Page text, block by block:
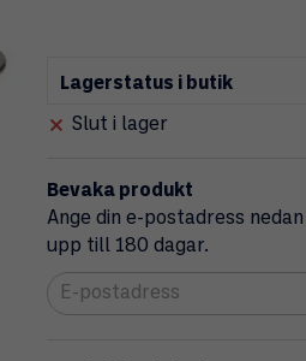
Lagerstatus i butik
Slut i lager
Bevaka produkt
Ange din e-postadress
upp till 180 dagar.